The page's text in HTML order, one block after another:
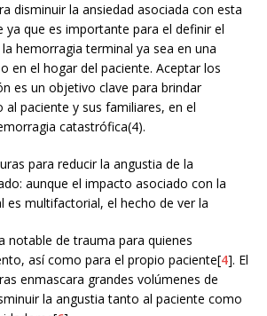
disminuir la ansiedad asociada con esta
ya que es importante para el definir el
hemorragia terminal ya sea en una
en el hogar del paciente. Aceptar los
es un objetivo clave para brindar
al paciente y sus familiares, en el
catastrófica(4).
para reducir la angustia de la
aunque el impacto asociado con la
es multifactorial, el hecho de ver la
notable de trauma para quienes
así como para el propio paciente[4]. El
enmascara grandes volúmenes de
la angustia tanto al paciente como